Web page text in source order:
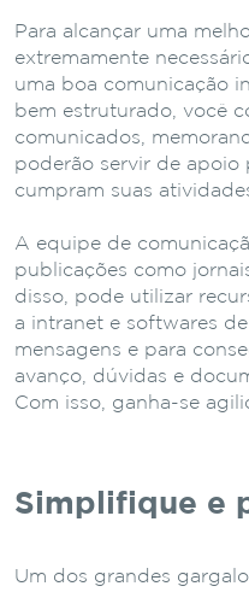
Para alcançar uma
extremamente
uma boa comunicação
bem estruturado, você
comunicados,
poderão servir de apoio
cumpram suas
A equipe de
publicações como
disso, pode utilizar
a intranet e softwares
mensagens e para
avanço, dúvidas e
Com isso, ganha-se
Simplifique e
Um dos grandes